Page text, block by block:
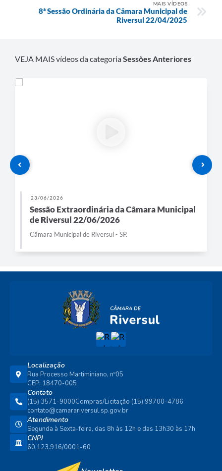
MAIS VÍDEOS
8ª Sessão Ordinária da Câmara Municipal de
Riversul 22/04/2025
VEJA MAIS vídeos da categoriaSessões Anteriores
23/06/2026
Sessão Extraordinária da Câmara Municipal
de Riversul 22/06/2026
Câmara Municipal de Riversul - SP.
Localização
Rua Processo Martiminiano, nº05
CEP: 18470-005
Contato
(15) 3571-9000Compras/Licitação (15) 99700-4786
contato@camarariversul.sp.gov.br
Atendimento
Segunda à Sexta-feira, das 8h às 12h e das 13h30 às 17h
CNPJ
60.123.916/0001-60